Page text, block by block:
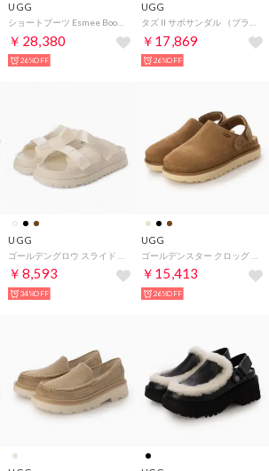
UGG
￥28,380
26%OFF
UGG
￥17,869
26%OFF
UGG
￥8,593
34%OFF
UGG
￥15,413
26%OFF